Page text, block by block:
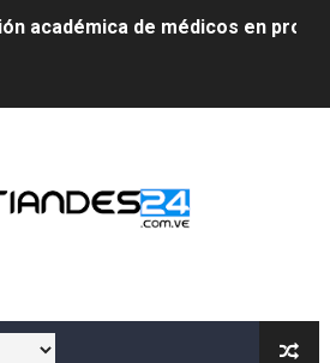
académica de médicos en
éxito el taller vacacional de
a diversos clubes deportivos